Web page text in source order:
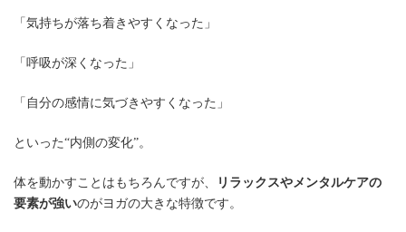
「気持ちが落ち着きやすくなった」
「呼吸が深くなった」
「自分の感情に気づきやすくなった」
といった“内側の変化”。
体を動かすことはもちろんですが、
リラックスやメンタルケアの
要素が強いのがヨガの大きな特徴です。